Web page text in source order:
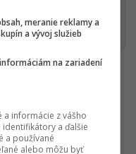
zdroj
odkaz sa otvorí v
,Archív Startitup
,Refresher ,
michellecoffee_zv
Fest,Refresher,
meranie reklamy a
a vývoj služieb
na zariadení
a informácie z vášho
a ďalšie
a používané
alebo môžu byť